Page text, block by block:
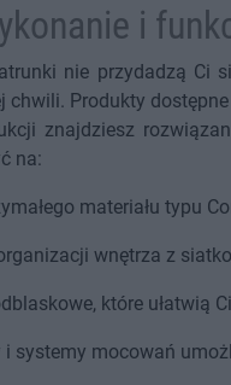
i
nie przydadzą Ci
chwili. Produkty
znajdziesz
na:
materiału typu
wnętrza z
które ułatwią
systemy mocowań